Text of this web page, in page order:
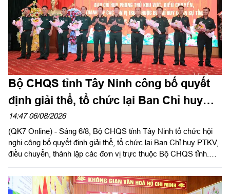
Bộ CHQS tỉnh Tây Ninh công bố quyết
định giải thể, tổ chức lại Ban Chỉ huy
phòng thủ khu vực
14:47 06/08/2026
(QK7 Online) - Sáng 6/8, Bộ CHQS tỉnh Tây Ninh tổ chức hội
nghị công bố quyết định giải thể, tổ chức lại Ban Chỉ huy PTKV,
điều chuyển, thành lập các đơn vị trực thuộc Bộ CHQS tỉnh.
Ngọc Hải, Phó Tham mưu trưởng Quân khu dự và phát biểu
chỉ đạo.